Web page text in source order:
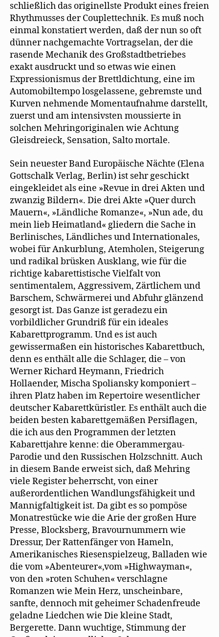
schließlich das originellste Produkt eines freien
Rhythmusses der Couplettechnik. Es muß noch
einmal konstatiert werden, daß der nun so oft
dünner nachgemachte Vortragselan, der die
rasende Mechanik des Großstadtbetriebes
exakt ausdruckt und so etwas wie einen
Expressionismus der Brettldichtung, eine im
Automobiltempo losgelassene, gebremste und
Kurven nehmende Momentaufnahme darstellt,
zuerst und am intensivsten moussierte in
solchen Mehringoriginalen wie Achtung
Gleisdreieck, Sensation, Salto mortale.
Sein neuester Band Europäische Nächte (Elena
Gottschalk Verlag, Berlin) ist sehr geschickt
eingekleidet als eine »Revue in drei Akten und
zwanzig Bildern«. Die drei Akte »Quer durch
Mauern«, »Ländliche Romanze«, »Nun ade, du
mein lieb Heimatland« gliedern die Sache in
Berlinisches, Ländliches und Internationales,
wobei für Ankurblung, Atemholen, Steigerung
und radikal brüsken Ausklang, wie für die
richtige kabarettistische Vielfalt von
sentimentalem, Aggressivem, Zärtlichem und
Barschem, Schwärmerei und Abfuhr glänzend
gesorgt ist. Das Ganze ist geradezu ein
vorbildlicher Grundriß für ein ideales
Kabarettprogramm. Und es ist auch
gewissermaßen ein historisches Kabarettbuch,
denn es enthält alle die Schlager, die – von
Werner Richard Heymann, Friedrich
Hollaender, Mischa Spoliansky komponiert –
ihren Platz haben im Repertoire wesentlicher
deutscher Kabarettküristler. Es enthält auch die
beiden besten kabarettgemäßen Persiflagen,
die ich aus den Programmen der letzten
Kabarettjahre kenne: die Oberammergau-
Parodie und den Russischen Holzschnitt. Auch
in diesem Bande erweist sich, daß Mehring
viele Register beherrscht, von einer
außerordentlichen Wandlungsfähigkeit und
Mannigfaltigkeit ist. Da gibt es so pompöse
Monatrestücke wie die Arie der großen Hure
Presse, Blocksberg, Bravournummern wie
Dressur, Der Rattenfänger von Hameln,
Amerikanisches Riesenspielzeug, Balladen wie
die vom »Abenteurer«,vom »Highwayman«,
von den »roten Schuhen« verschlagne
Romanzen wie Mein Herz, unscheinbare,
sanfte, dennoch mit geheimer Schadenfreude
geladne Liedchen wie Die kleine Stadt,
Bergerette. Dann wuchtige, Stimmung der